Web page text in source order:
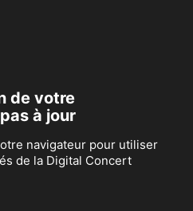
de votre
à jour
navigateur pour utiliser
de la Digital Concert